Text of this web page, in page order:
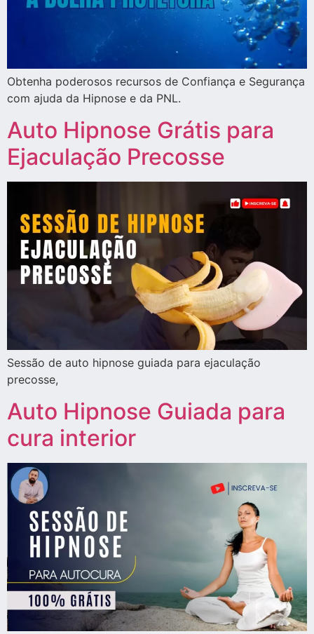
Obtenha poderosos recursos de Confiança e Segurança
com ajuda da Hipnose e da PNL.
Auto Hipnose Grátis para
Ejaculação Precosse
Sessão de auto hipnose guiada para ejaculação
precosse,
Auto Hipnose Guiada para
cura interior